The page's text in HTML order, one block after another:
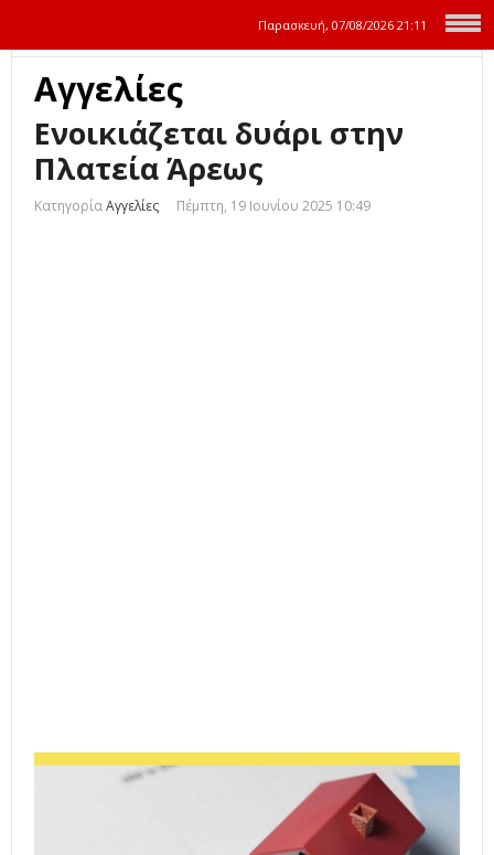
Παρασκευή, 07/08/2026 21:11
Αγγελίες
Ενοικιάζεται δυάρι στην
Πλατεία Άρεως
ΚατηγορίαΑγγελίες Πέμπτη, 19 Ιουνίου 2025 10:49